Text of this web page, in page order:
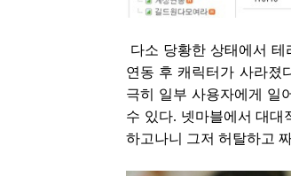
다소 당황한 상태에서
연동 후 캐릭터가 사라졌
극히 일부 사용자에게 일
수 있다. 넷마블에서 대대
하고나니 그저 허탈하고